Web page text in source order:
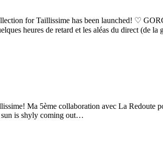
for Taillissime has been launched! ♡
de retard et les aléas du direct (de la
Ma 5ème collaboration avec La Redoute
sun is shyly coming out…